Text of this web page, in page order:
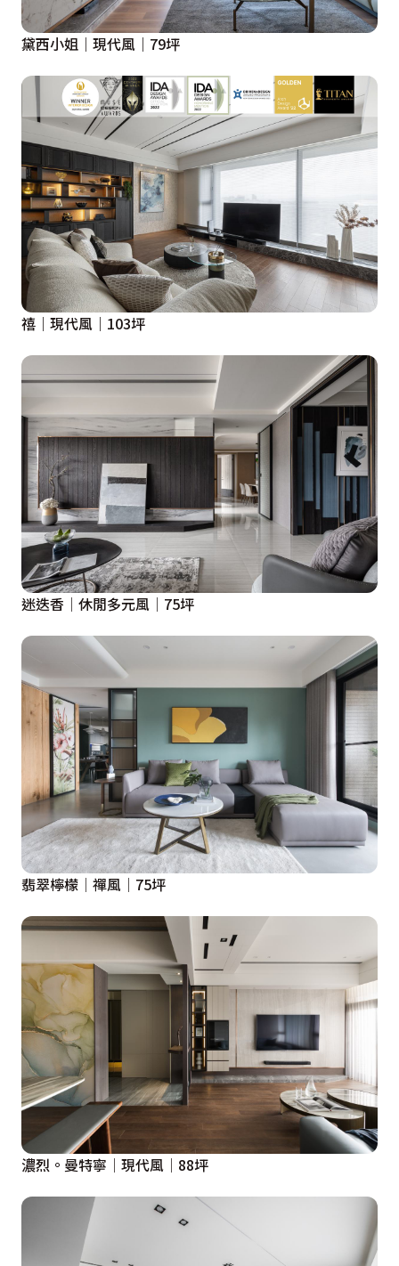
黛西小姐｜現代風｜79坪
禧｜現代風｜103坪
迷迭香│休閒多元風│75坪
翡翠檸檬│禪風│75坪
濃烈。曼特寧│現代風│88坪